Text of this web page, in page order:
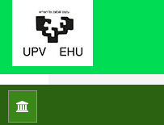
Inicio